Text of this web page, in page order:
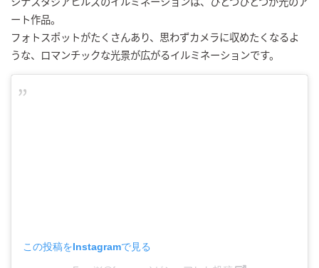
ート作品。
フォトスポットがたくさんあり、思わずカメラに収めたくなるよ
うな、ロマンチックな光景が広がるイルミネーションです。
この投稿をInstagramで見る